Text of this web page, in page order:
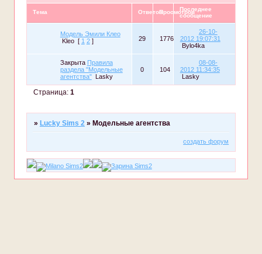
Тема ОтветовПросмотровПоследнее
сообщение
Модель Эмили Клео
Kleo
[ 1 2 ] 29 1776
26-10-
2012 19:07:31
Bylo4ka
Закрыта Правила
раздела "Модельные
агентства"
Lasky
0 104
08-08-
2012 11:34:35
Lasky
Страница: 1
» Lucky Sims 2 » Модельные агентства
создать форум